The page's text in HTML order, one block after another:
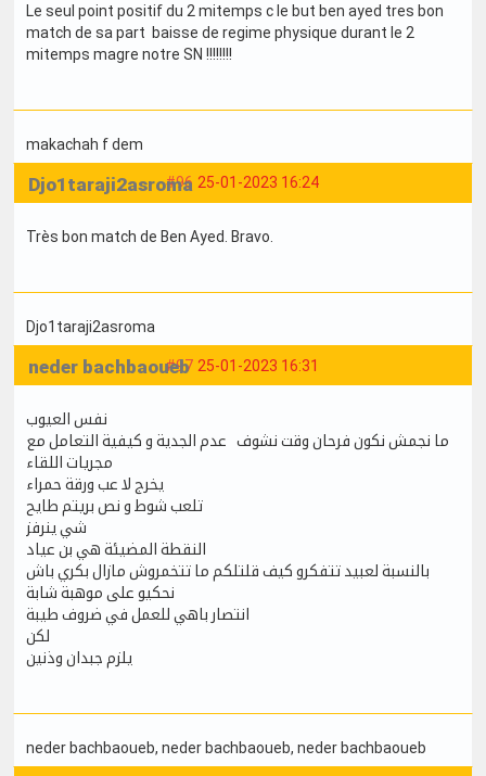
Le seul point positif du 2 mitemps c le but ben ayed tres bon
match de sa part baisse de regime physique durant le 2
mitemps magre notre SN !!!!!!!!
makachah f dem
#96 25-01-2023 16:24
Djo1taraji2asroma
Très bon match de Ben Ayed. Bravo.
Djo1taraji2asroma
#97 25-01-2023 16:31
neder bachbaoueb
نفس العيوب
ما نجمش نكون فرحان وقت نشوف عدم الجدية و كيفية التعامل مع
مجريات اللقاء
يخرج لا عب ورقة حمراء
تلعب شوط و نص بريتم طايح
شي ينرفز
النقطة المضيئة هي بن عياد
بالنسبة لعبيد تتفكرو كيف قلتلكم ما تتخمروش مازال بكري باش
نحكيو على موهبة شابة
انتصار باهي للعمل في ضروف طيبة
لكن
يلزم جبدان وذنين
neder bachbaoueb, neder bachbaoueb, neder bachbaoueb